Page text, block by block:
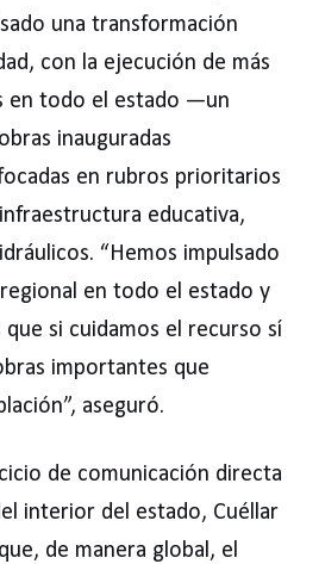
una transformación
con la ejecución de más
en todo el estado —un
inauguradas
en rubros prioritarios
educativa,
“Hemos impulsado
en todo el estado y
si cuidamos el recurso sí
importantes que
aseguró.
de comunicación directa
interior del estado, Cuéllar
de manera global, el